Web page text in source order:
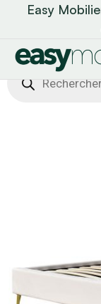
Easy
Recherche
de